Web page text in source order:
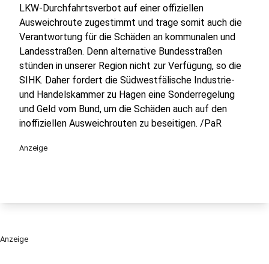
LKW-Durchfahrtsverbot auf einer offiziellen
Ausweichroute zugestimmt und trage somit auch die
Verantwortung für die Schäden an kommunalen und
Landesstraßen. Denn alternative Bundesstraßen
stünden in unserer Region nicht zur Verfügung, so die
SIHK. Daher fordert die Südwestfälische Industrie-
und Handelskammer zu Hagen eine Sonderregelung
und Geld vom Bund, um die Schäden auch auf den
inoffiziellen Ausweichrouten zu beseitigen. /PaR
Anzeige
Anzeige